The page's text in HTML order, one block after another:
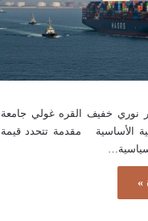
نوري خفيف القره غولي جامعة
الأساسية مقدمة تتحدد قيمة
»